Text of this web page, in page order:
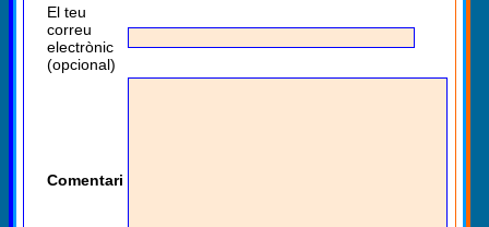
El teu
correu
electrònic
(opcional)
Comentari